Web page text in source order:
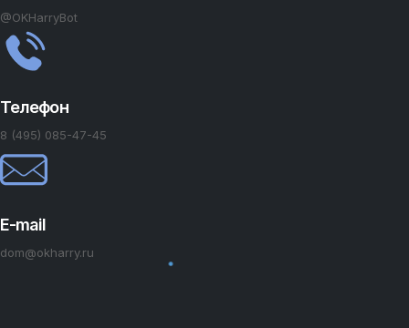
@OKHarryBot
Телефон
8 (495) 085-47-45
E-mail
dom@okharry.ru